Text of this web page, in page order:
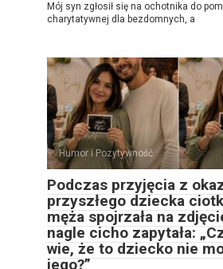
Mój syn zgłosił się na ochotnika do
charytatywnej dla bezdomnych, a
Humor i Pozytywność
Podczas przyjęcia z
przyszłego dziecka
męża spojrzała na
nagle cicho zapytała:
wie, że to dziecko nie
jego?”